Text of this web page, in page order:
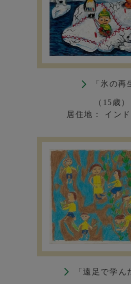
「氷の再
（15歳）
居住地： イン
「遠足で学ん